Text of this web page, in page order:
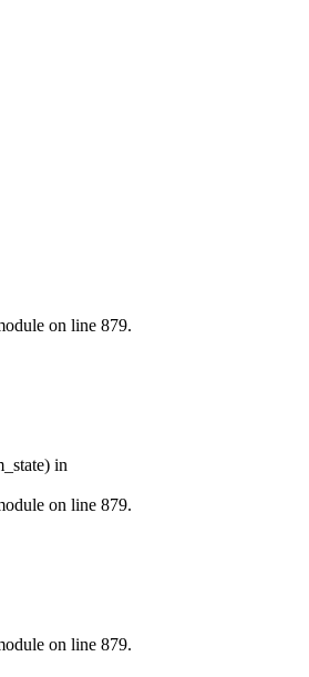
on line 879.
in
on line 879.
on line 879.